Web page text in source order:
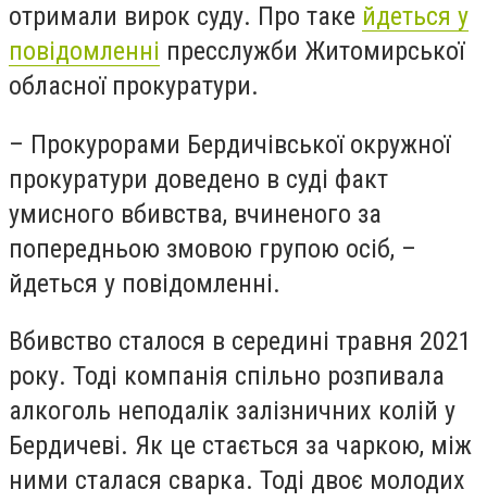
отримали вирок суду. Про таке йдеться у
повідомленні пресслужби Житомирської
обласної прокуратури.
– Прокурорами Бердичівської окружної
прокуратури доведено в суді факт
умисного вбивства, вчиненого за
попередньою змовою групою осіб, –
йдеться у повідомленні.
Вбивство сталося в середині травня 2021
року. Тоді компанія спільно розпивала
алкоголь неподалік залізничних колій у
Бердичеві. Як це стається за чаркою, між
ними сталася сварка. Тоді двоє молодих